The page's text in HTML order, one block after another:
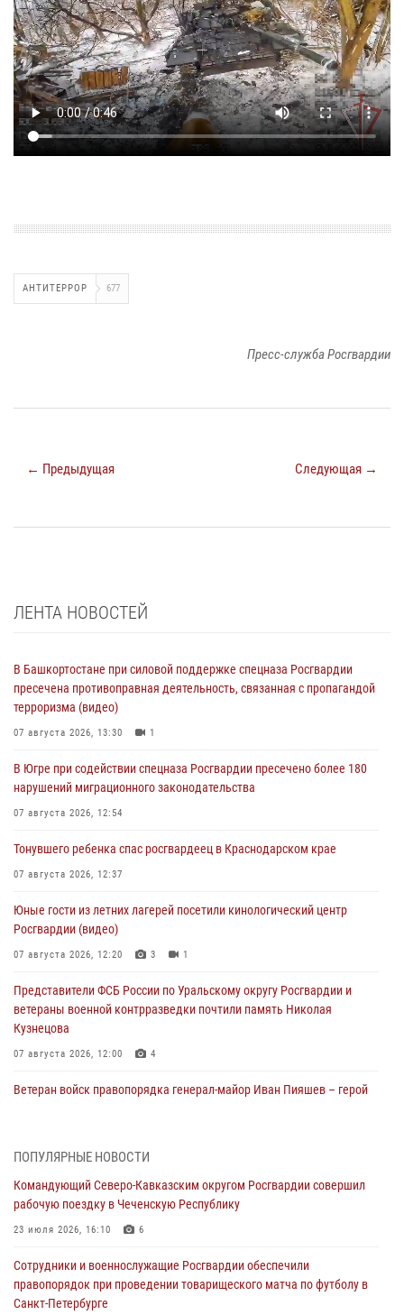
АНТИТЕРРОР 677
Пресс-служба Росгвардии
← Предыдущая Следующая →
ЛЕНТА НОВОСТЕЙ
В Башкортостане при силовой поддержке спецназа Росгвардии
пресечена противоправная деятельность, связанная с пропагандой
терроризма (видео)
07 августа 2026, 13:30 1
В Югре при содействии спецназа Росгвардии пресечено более 180
нарушений миграционного законодательства
07 августа 2026, 12:54
Тонувшего ребенка спас росгвардеец в Краснодарском крае
07 августа 2026, 12:37
Юные гости из летних лагерей посетили кинологический центр
Росгвардии (видео)
07 августа 2026, 12:20 3 1
Представители ФСБ России по Уральскому округу Росгвардии и
ветераны военной контрразведки почтили память Николая
Кузнецова
07 августа 2026, 12:00 4
Ветеран войск правопорядка генерал-майор Иван Пияшев – герой
Смольного собора в Санкт-Петербурге (видео)
07 августа 2026, 11:34
взрывобезопасности
07 августа 2026, 11:33
ПОПУЛЯРНЫЕ НОВОСТИ
Командующий Северо-Кавказским округом Росгвардии совершил
рабочую поездку в Чеченскую Республику
23 июля 2026, 16:10 6
Сотрудники и военнослужащие Росгвардии обеспечили
правопорядок при проведении товарищеского матча по футболу в
Санкт-Петербурге